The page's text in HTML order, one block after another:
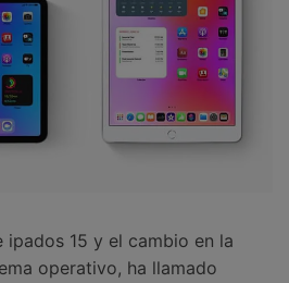
ipados 15 y el cambio en la
operativo, ha llamado